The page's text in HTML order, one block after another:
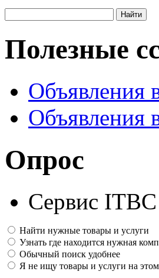
Полезные
Объявления
Объявления
Опрос
Сервис
Найти нужные товары и услуги
Узнать где находится нужная
Обычный поиск удобнее
Я не ищу товары и услуги на этом